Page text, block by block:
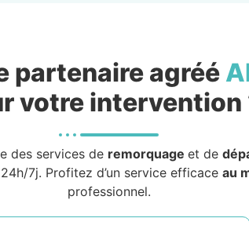
partenaire agréé
votre intervention
des services de remorquage et de
7j. Profitez d’un service efficace au
professionnel.